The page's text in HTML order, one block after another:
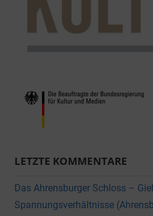
LETZTE KOMMENTARE
Das Ahrensburger Schloss –
Spannungsverhältnisse